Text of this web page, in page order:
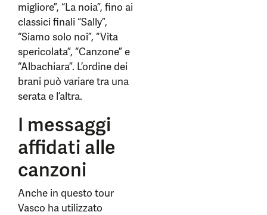
migliore”, “La noia”, fino ai
classici finali “Sally”,
“Siamo solo noi”, “Vita
spericolata”, “Canzone” e
“Albachiara”. L’ordine dei
brani può variare tra una
serata e l’altra.
I messaggi
affidati alle
canzoni
Anche in questo tour
Vasco ha utilizzato